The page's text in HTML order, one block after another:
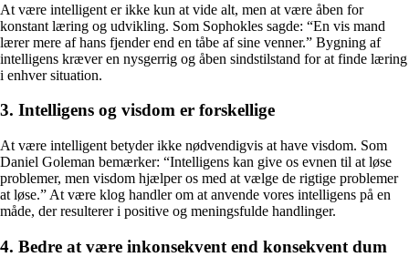
At være intelligent er ikke kun at vide alt, men at være åben for
konstant læring og udvikling. Som Sophokles sagde: “En vis mand
lærer mere af hans fjender end en tåbe af sine venner.” Bygning af
intelligens kræver en nysgerrig og åben sindstilstand for at finde læring
i enhver situation.
3. Intelligens og visdom er forskellige
At være intelligent betyder ikke nødvendigvis at have visdom. Som
Daniel Goleman bemærker: “Intelligens kan give os evnen til at løse
problemer, men visdom hjælper os med at vælge de rigtige problemer
at løse.” At være klog handler om at anvende vores intelligens på en
måde, der resulterer i positive og meningsfulde handlinger.
4. Bedre at være inkonsekvent end konsekvent dum